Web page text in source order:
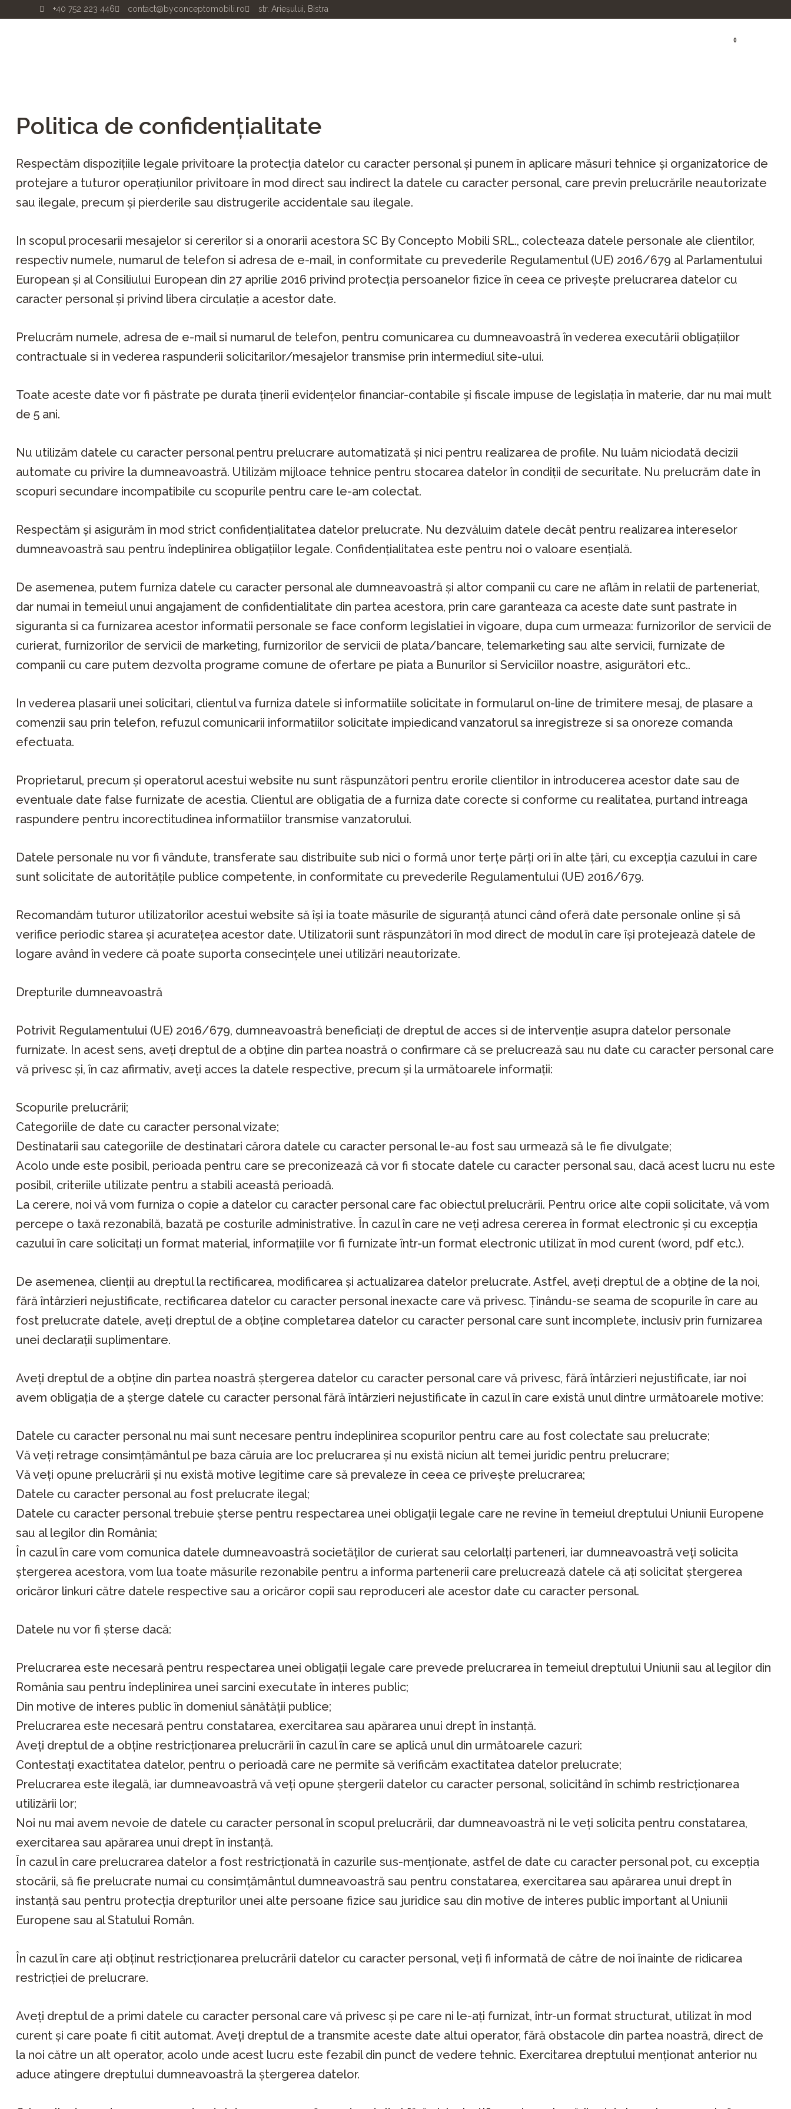
+40 752 223 446 contact@byconceptomobili.ro str. Arieșului, Bistra
0
Cart
Politica de confidențialitate
Respectăm dispozițiile legale privitoare la protecția datelor cu caracter personal și punem în aplicare măsuri tehnice și organizatorice de
protejare a tuturor operațiunilor privitoare în mod direct sau indirect la datele cu caracter personal, care previn prelucrările neautorizate
sau ilegale, precum și pierderile sau distrugerile accidentale sau ilegale.
In scopul procesarii mesajelor si cererilor si a onorarii acestora SC By Concepto Mobili SRL., colecteaza datele personale ale clientilor,
respectiv numele, numarul de telefon si adresa de e-mail, in conformitate cu prevederile Regulamentul (UE) 2016/679 al Parlamentului
European și al Consiliului European din 27 aprilie 2016 privind protecția persoanelor fizice în ceea ce privește prelucrarea datelor cu
caracter personal și privind libera circulație a acestor date.
Prelucrăm numele, adresa de e-mail si numarul de telefon, pentru comunicarea cu dumneavoastră în vederea executării obligațiilor
contractuale si in vederea raspunderii solicitarilor/mesajelor transmise prin intermediul site-ului.
Toate aceste date vor fi păstrate pe durata ținerii evidențelor financiar-contabile și fiscale impuse de legislația în materie, dar nu mai mult
de 5 ani.
Nu utilizăm datele cu caracter personal pentru prelucrare automatizată și nici pentru realizarea de profile. Nu luăm niciodată decizii
automate cu privire la dumneavoastră. Utilizăm mijloace tehnice pentru stocarea datelor în condiții de securitate. Nu prelucrăm date în
scopuri secundare incompatibile cu scopurile pentru care le-am colectat.
Respectăm și asigurăm în mod strict confidențialitatea datelor prelucrate. Nu dezvăluim datele decât pentru realizarea intereselor
dumneavoastră sau pentru îndeplinirea obligațiilor legale. Confidențialitatea este pentru noi o valoare esențială.
De asemenea, putem furniza datele cu caracter personal ale dumneavoastră și altor companii cu care ne aflăm in relatii de parteneriat,
dar numai in temeiul unui angajament de confidentialitate din partea acestora, prin care garanteaza ca aceste date sunt pastrate in
siguranta si ca furnizarea acestor informatii personale se face conform legislatiei in vigoare, dupa cum urmeaza: furnizorilor de servicii de
curierat, furnizorilor de servicii de marketing, furnizorilor de servicii de plata/bancare, telemarketing sau alte servicii, furnizate de
companii cu care putem dezvolta programe comune de ofertare pe piata a Bunurilor si Serviciilor noastre, asigurători etc..
In vederea plasarii unei solicitari, clientul va furniza datele si informatiile solicitate in formularul on-line de trimitere mesaj, de plasare a
comenzii sau prin telefon, refuzul comunicarii informatiilor solicitate impiedicand vanzatorul sa inregistreze si sa onoreze comanda
efectuata.
Proprietarul, precum şi operatorul acestui website nu sunt răspunzători pentru erorile clientilor in introducerea acestor date sau de
eventuale date false furnizate de acestia. Clientul are obligatia de a furniza date corecte si conforme cu realitatea, purtand intreaga
raspundere pentru incorectitudinea informatiilor transmise vanzatorului.
Datele personale nu vor fi vândute, transferate sau distribuite sub nici o formă unor terţe părţi ori în alte țări, cu excepţia cazului in care
sunt solicitate de autorităţile publice competente, in conformitate cu prevederile Regulamentului (UE) 2016/679.
Recomandăm tuturor utilizatorilor acestui website să îşi ia toate măsurile de siguranţă atunci când oferă date personale online şi să
verifice periodic starea şi acurateţea acestor date. Utilizatorii sunt răspunzători în mod direct de modul în care îşi protejează datele de
logare având în vedere că poate suporta consecinţele unei utilizări neautorizate.
Drepturile dumneavoastră
Potrivit Regulamentului (UE) 2016/679, dumneavoastră beneficiați de dreptul de acces si de intervenție asupra datelor personale
furnizate. In acest sens, aveți dreptul de a obține din partea noastră o confirmare că se prelucrează sau nu date cu caracter personal care
vă privesc și, în caz afirmativ, aveți acces la datele respective, precum și la următoarele informații:
Scopurile prelucrării;
Categoriile de date cu caracter personal vizate;
Destinatarii sau categoriile de destinatari cărora datele cu caracter personal le-au fost sau urmează să le fie divulgate;
Acolo unde este posibil, perioada pentru care se preconizează că vor fi stocate datele cu caracter personal sau, dacă acest lucru nu este
posibil, criteriile utilizate pentru a stabili această perioadă.
La cerere, noi vă vom furniza o copie a datelor cu caracter personal care fac obiectul prelucrării. Pentru orice alte copii solicitate, vă vom
percepe o taxă rezonabilă, bazată pe costurile administrative. În cazul în care ne veți adresa cererea în format electronic și cu excepția
cazului în care solicitați un format material, informațiile vor fi furnizate într-un format electronic utilizat în mod curent (word, pdf etc.).
De asemenea, clienții au dreptul la rectificarea, modificarea și actualizarea datelor prelucrate. Astfel, aveți dreptul de a obține de la noi,
fără întârzieri nejustificate, rectificarea datelor cu caracter personal inexacte care vă privesc. Ținându-se seama de scopurile în care au
fost prelucrate datele, aveți dreptul de a obține completarea datelor cu caracter personal care sunt incomplete, inclusiv prin furnizarea
unei declarații suplimentare.
Aveți dreptul de a obține din partea noastră ștergerea datelor cu caracter personal care vă privesc, fără întârzieri nejustificate, iar noi
avem obligația de a șterge datele cu caracter personal fără întârzieri nejustificate în cazul în care există unul dintre următoarele motive:
Datele cu caracter personal nu mai sunt necesare pentru îndeplinirea scopurilor pentru care au fost colectate sau prelucrate;
Vă veți retrage consimțământul pe baza căruia are loc prelucrarea și nu există niciun alt temei juridic pentru prelucrare;
Vă veți opune prelucrării și nu există motive legitime care să prevaleze în ceea ce privește prelucrarea;
Datele cu caracter personal au fost prelucrate ilegal;
Datele cu caracter personal trebuie șterse pentru respectarea unei obligații legale care ne revine în temeiul dreptului Uniunii Europene
sau al legilor din România;
În cazul în care vom comunica datele dumneavoastră societăților de curierat sau celorlalți parteneri, iar dumneavoastră veți solicita
ștergerea acestora, vom lua toate măsurile rezonabile pentru a informa partenerii care prelucrează datele că ați solicitat ștergerea
oricăror linkuri către datele respective sau a oricăror copii sau reproduceri ale acestor date cu caracter personal.
Datele nu vor fi șterse dacă:
Prelucrarea este necesară pentru respectarea unei obligații legale care prevede prelucrarea în temeiul dreptului Uniunii sau al legilor din
România sau pentru îndeplinirea unei sarcini executate în interes public;
Din motive de interes public în domeniul sănătății publice;
Prelucrarea este necesară pentru constatarea, exercitarea sau apărarea unui drept în instanță.
Aveți dreptul de a obține restricționarea prelucrării în cazul în care se aplică unul din următoarele cazuri:
Contestați exactitatea datelor, pentru o perioadă care ne permite să verificăm exactitatea datelor prelucrate;
Prelucrarea este ilegală, iar dumneavoastră vă veți opune ștergerii datelor cu caracter personal, solicitând în schimb restricționarea
utilizării lor;
Noi nu mai avem nevoie de datele cu caracter personal în scopul prelucrării, dar dumneavoastră ni le veți solicita pentru constatarea,
exercitarea sau apărarea unui drept în instanță.
În cazul în care prelucrarea datelor a fost restricționată în cazurile sus-menționate, astfel de date cu caracter personal pot, cu excepția
stocării, să fie prelucrate numai cu consimțământul dumneavoastră sau pentru constatarea, exercitarea sau apărarea unui drept în
instanță sau pentru protecția drepturilor unei alte persoane fizice sau juridice sau din motive de interes public important al Uniunii
Europene sau al Statului Român.
În cazul în care ați obținut restricționarea prelucrării datelor cu caracter personal, veți fi informată de către de noi înainte de ridicarea
restricției de prelucrare.
Aveți dreptul de a primi datele cu caracter personal care vă privesc și pe care ni le-ați furnizat, într-un format structurat, utilizat în mod
curent și care poate fi citit automat. Aveți dreptul de a transmite aceste date altui operator, fără obstacole din partea noastră, direct de
la noi către un alt operator, acolo unde acest lucru este fezabil din punct de vedere tehnic. Exercitarea dreptului menționat anterior nu
aduce atingere dreptului dumneavoastră la ștergerea datelor.